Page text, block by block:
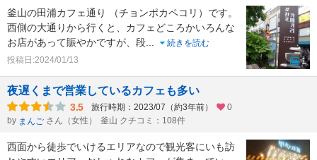
釜山の田浦カフェ通り （チョンポカペコリ）です。
西側の大通りから行くと、カフェどころかいろんな
お店があって賑やかですが、段
続きを読む
投稿日:2024/01/13
1
夜遅くまで営業しているカフェも多い
3.5 旅行時期：2023/07（約3年前）
0
by まんご さん（女性） 釜山 クチコミ：108件
西面から徒歩でいけるエリアなので観光客にいも訪